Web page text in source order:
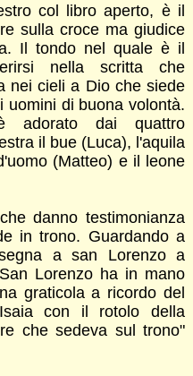
col libro aperto, è il
sulla croce ma giudice
Il tondo nel quale è il
nella scritta che
nei cieli a Dio che siede
uomini di buona volontà.
adorato dai quattro
il bue (Luca), l'aquila
(Matteo) e il leone
danno testimonianza
in trono. Guardando a
a san Lorenzo a
Lorenzo ha in mano
graticola a ricordo del
con il rotolo della
che sedeva sul trono"